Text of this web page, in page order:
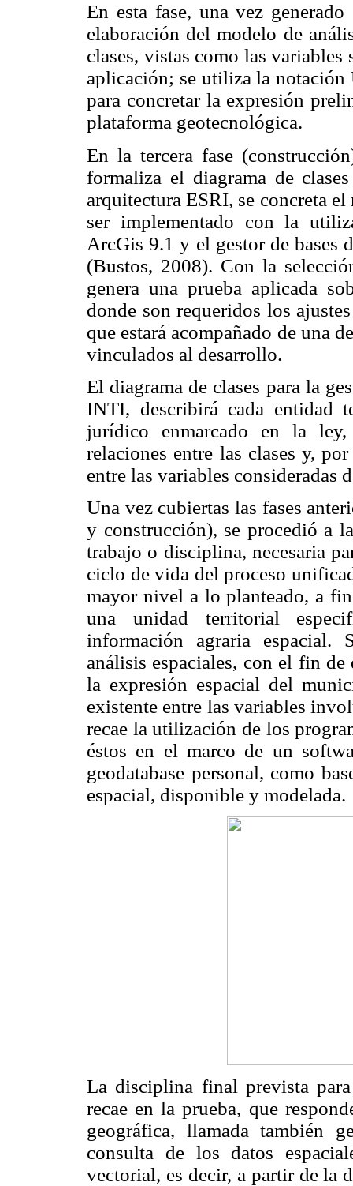
En esta fase, una vez
elaboración del modelo de
clases, vistas como las
aplicación; se utiliza la
para concretar la expresión
plataforma geotecnológica.
En la tercera fase
formaliza el diagrama de
arquitectura ESRI, se concreta
ser implementado con la
ArcGis 9.1 y el gestor de bases
(Bustos, 2008). Con la
genera una prueba aplicada
donde son requeridos los
que estará acompañado de una
vinculados al desarrollo.
El diagrama de clases para la
INTI, describirá cada entidad
jurídico enmarcado en la ley,
relaciones entre las clases y,
entre las variables consideradas
Una vez cubiertas las fases
y construcción), se procedió a
trabajo o disciplina, necesaria
ciclo de vida del proceso
mayor nivel a lo planteado, a
una unidad territorial
información agraria espacial.
análisis espaciales, con el fin
la expresión espacial del
existente entre las variables
recae la utilización de los
éstos en el marco de un
geodatabase personal, como
espacial, disponible y modelada.
La disciplina final prevista
recae en la prueba, que
geográfica, llamada también
consulta de los datos
vectorial, es decir, a partir de la